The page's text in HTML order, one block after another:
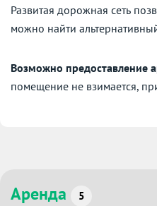
Развитая дорожная сеть
можно найти
Возможно предоставление
помещение не взимается,
Аренда 5